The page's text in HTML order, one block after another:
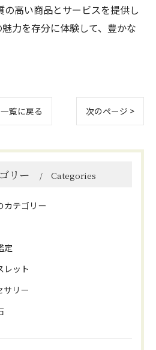
高い商品とサービスを提供し
力を存分に体験して、豊かな
一覧に戻る 次のページ >
リー Categories
カテゴリー
定
レット
サリー